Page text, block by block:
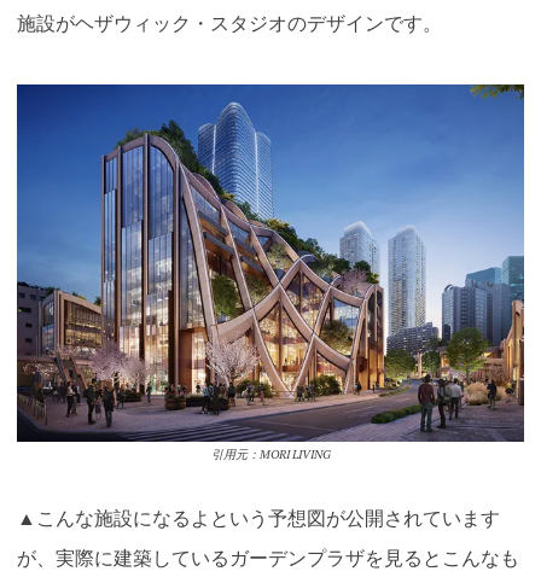
施設がヘザウィック・スタジオのデザインです。
引用元：MORI LIVING
▲こんな施設になるよという予想図が公開されています
が、実際に建築しているガーデンプラザを見るとこんなも